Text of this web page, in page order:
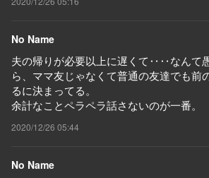
No Name
夫の帰りが必要以上に遅くて‥‥なんて
ら、ママ友じゃなくて普通の友達でも前
るに決まってる。
余計なことペラペラ話さないのが一番。
2020/12/26 05:44
No Name